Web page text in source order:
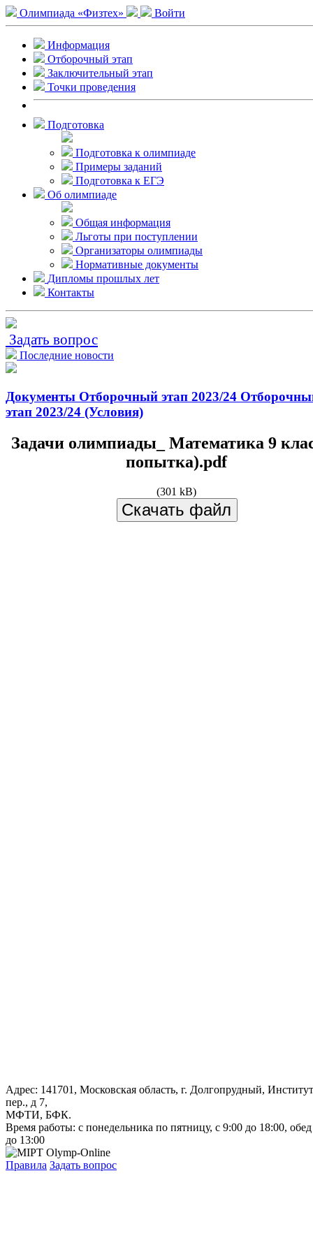
Олимпиада «Физтех» Войти
Информация
Отборочный этап
Заключительный этап
Точки проведения
Подготовка
Подготовка к олимпиаде
Примеры заданий
Подготовка к ЕГЭ
Об олимпиаде
Общая информация
Льготы при поступлении
Организаторы олимпиады
Нормативные документы
Дипломы прошлых лет
Контакты
Задать вопрос
Последние новости
Документы Отборочный этап 2023/24
этап 2023/24 (Условия)
Задачи олимпиады_ Математика 9
попытка).pdf
(301 kB)
Скачать файл
Адрес: 141701, Московская область, г. Долгопрудный,
пер., д 7,
МФТИ, БФК.
Время работы: с понедельника по пятницу, с 9:00 до 18:00,
до 13:00
Правила Задать вопрос